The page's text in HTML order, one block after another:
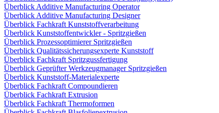
Überblick Additive Manufacturing Operator
Überblick Additive Manufacturing Designer
Überblick Fachkraft Kunststoffverarbeitung
Überblick Kunststoffentwickler - Spritzgießen
Überblick Prozessoptimierer Spritzgießen
Überblick Qualitätssicherungsexperte Kunststoff
Überblick Fachkraft Spritzgussfertigung
Überblick Geprüfter Werkzeugmanager Spritzgießen
Überblick Kunststoff-Materialexperte
Überblick Fachkraft Compoundieren
Überblick Fachkraft Extrusion
Überblick Fachkraft Thermoformen